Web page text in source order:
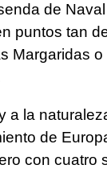
de
puntos tan
Margaridas o
a la
de
con cuatro